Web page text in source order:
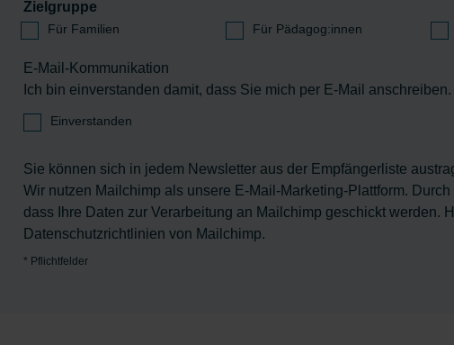
Zielgruppe
Für Familien Für Pädagog:innen
E-Mail-Kommunikation
Ich bin einverstanden damit, dass Sie mich per E-Mail anschreiben.
Einverstanden
Sie können sich in jedem Newsletter aus der Empfängerliste
Wir nutzen Mailchimp als unsere E-Mail-Marketing-Plattform.
dass Ihre Daten zur Verarbeitung an Mailchimp geschickt werden.
Datenschutzrichtlinien von Mailchimp.
* Pflichtfelder